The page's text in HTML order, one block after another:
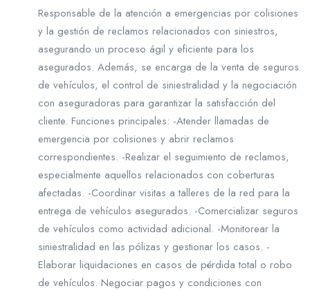
Responsable de la atención a emergencias por colisiones
y la gestión de reclamos relacionados con siniestros,
asegurando un proceso ágil y eficiente para los
asegurados. Además, se encarga de la venta de seguros
de vehículos, el control de siniestralidad y la negociación
con aseguradoras para garantizar la satisfacción del
cliente. Funciones principales: -Atender llamadas de
emergencia por colisiones y abrir reclamos
correspondientes. -Realizar el seguimiento de reclamos,
especialmente aquellos relacionados con coberturas
afectadas. -Coordinar visitas a talleres de la red para la
entrega de vehículos asegurados. -Comercializar seguros
de vehículos como actividad adicional. -Monitorear la
siniestralidad en las pólizas y gestionar los casos. -
Elaborar liquidaciones en casos de pérdida total o robo
de vehículos. Negociar pagos y condiciones con